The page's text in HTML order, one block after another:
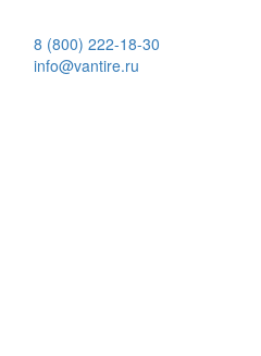
8 (800) 222-18-30
info@vantire.ru